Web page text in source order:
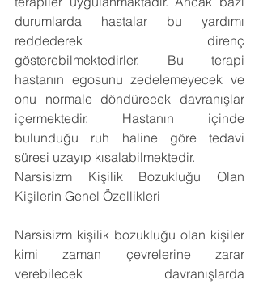
durumlarda hastalar bu yardımı
reddederek direnç
gösterebilmektedirler. Bu terapi
hastanın egosunu zedelemeyecek ve
onu normale döndürecek davranışlar
içermektedir. Hastanın içinde
bulunduğu ruh haline göre tedavi
süresi uzayıp kısalabilmektedir.
Narsisizm Kişilik Bozukluğu Olan
Kişilerin Genel Özellikleri
Narsisizm kişilik bozukluğu olan kişiler
kimi zaman çevrelerine zarar
verebilecek davranışlarda